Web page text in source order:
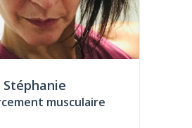
Stéphanie
musculaire